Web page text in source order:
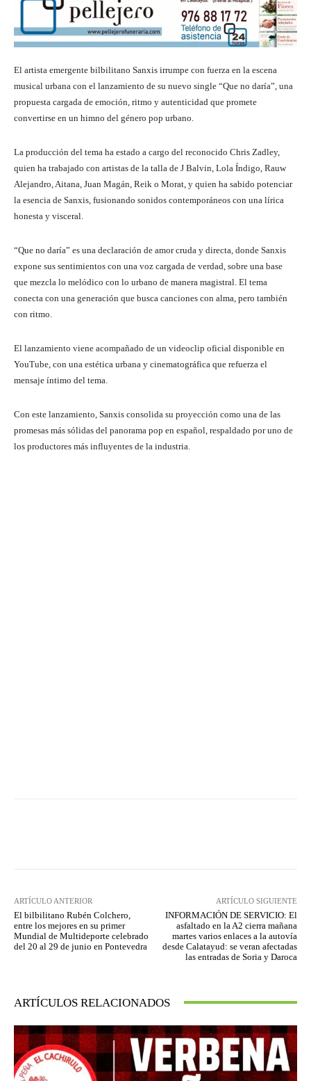
El artista emergente bilbilitano Sanxis irrumpe con fuerza en la escena
musical urbana con el lanzamiento de su nuevo single “Que no daría”, una
propuesta cargada de emoción, ritmo y autenticidad que promete
convertirse en un himno del género pop urbano.
La producción del tema ha estado a cargo del reconocido Chris Zadley,
quien ha trabajado con artistas de la talla de J Balvin, Lola Índigo, Rauw
Alejandro, Aitana, Juan Magán, Reik o Morat, y quien ha sabido potenciar
la esencia de Sanxis, fusionando sonidos contemporáneos con una lírica
honesta y visceral.
“Que no daría” es una declaración de amor cruda y directa, donde Sanxis
expone sus sentimientos con una voz cargada de verdad, sobre una base
que mezcla lo melódico con lo urbano de manera magistral. El tema
conecta con una generación que busca canciones con alma, pero también
con ritmo.
El lanzamiento viene acompañado de un videoclip oficial disponible en
YouTube, con una estética urbana y cinematográfica que refuerza el
mensaje íntimo del tema.
Con este lanzamiento, Sanxis consolida su proyección como una de las
promesas más sólidas del panorama pop en español, respaldado por uno de
los productores más influyentes de la industria.
ARTÍCULO ANTERIOR
El bilbilitano Rubén Colchero,
entre los mejores en su primer
Mundial de Multideporte celebrado
del 20 al 29 de junio en Pontevedra
ARTÍCULO SIGUIENTE
INFORMACIÓN DE SERVICIO: El
asfaltado en la A2 cierra mañana
martes varios enlaces a la autovía
desde Calatayud: se veran afectadas
las entradas de Soria y Daroca
ARTÍCULOS RELACIONADOS